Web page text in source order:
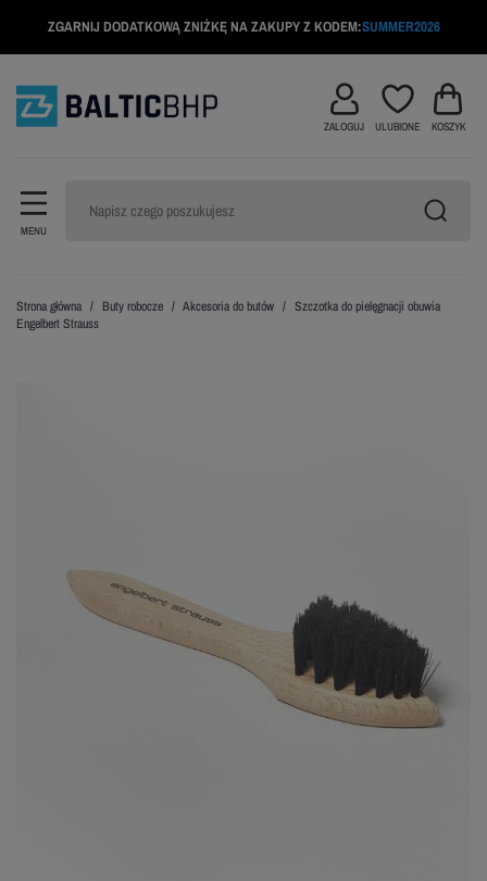
ZGARNIJ DODATKOWĄ ZNIŻKĘ NA ZAKUPY Z KODEM:SUMMER2026
MENU
ZALOGUJ ULUBIONE KOSZYK
Strona główna Buty robocze Akcesoria do butów
Szczotka do pielęgnacji obuwia
Engelbert Strauss